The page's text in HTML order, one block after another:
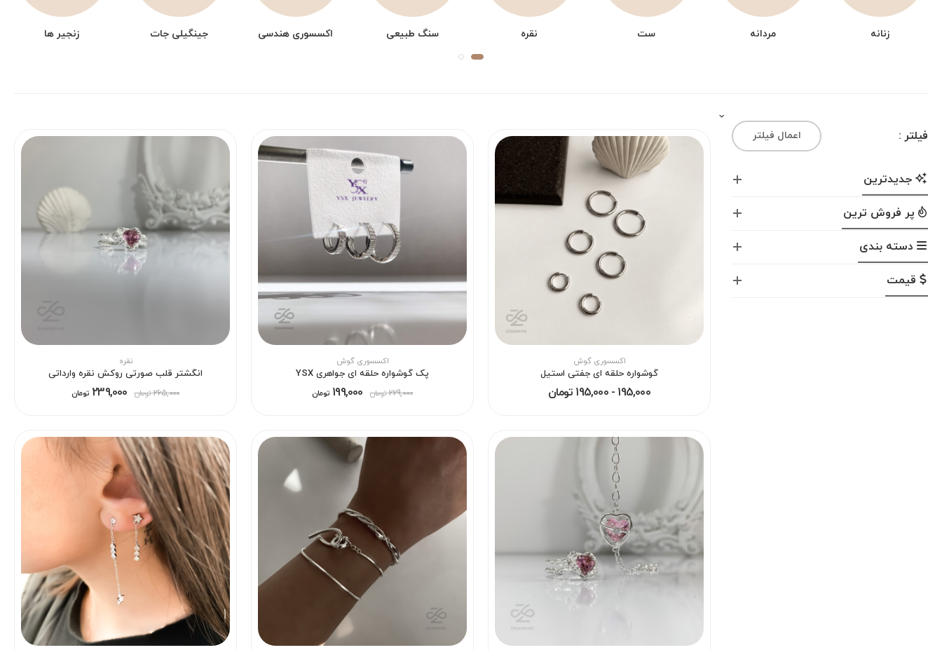
زنانه مردانه ست نقره سنگ طبیعی اکسسوری هندسی جینگیلی جات زنجیر ها
فیلتر : اعمال فیلتر
جدیدترین
پر فروش ترین
دسته بندی
قیمت
اکسسوری گوش
گوشواره حلقه ای جفتی استیل
195,000 - 195,000 تومان
اکسسوری گوش
پک گوشواره حلقه‌ ای جواهری YSX
199,000 تومان 229,000 تومان
نقره
انگشتر قلب صورتی روکش نقره وارداتی
239,000 تومان 265,000 تومان